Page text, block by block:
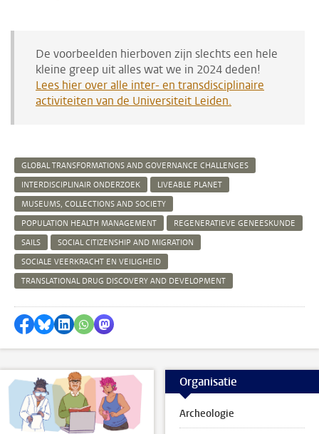
De voorbeelden hierboven zijn slechts een hele
kleine greep uit alles wat we in 2024 deden!
Lees hier over alle inter- en transdisciplinaire
activiteiten van de Universiteit Leiden.
GLOBAL TRANSFORMATIONS AND GOVERNANCE CHALLENGES
INTERDISCIPLINAIR ONDERZOEK
LIVEABLE PLANET
MUSEUMS, COLLECTIONS AND SOCIETY
POPULATION HEALTH MANAGEMENT
REGENERATIEVE GENEESKUNDE
SAILS
SOCIAL CITIZENSHIP AND MIGRATION
SOCIALE VEERKRACHT EN VEILIGHEID
TRANSLATIONAL DRUG DISCOVERY AND DEVELOPMENT
Delen op Facebook
Delen via Bluesky
Delen op LinkedIn
Delen via WhatsApp
Delen via Mastodon
Organisatie
Archeologie